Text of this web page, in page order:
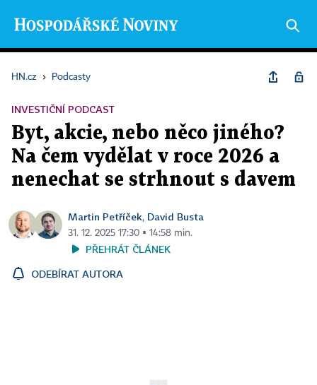
HN.cz › Podcasty
INVESTIČNÍ PODCAST
Byt, akcie, nebo něco jiného?
Na čem vydělat v roce 2026 a
nenechat se strhnout s davem
Martin Petříček, David Busta
31. 12. 2025 17:30 ▪ 14:58 min.
PŘEHRÁT ČLÁNEK
ODEBÍRAT AUTORA